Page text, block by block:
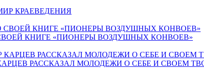
КРАЕВЕДЕНИЯ
КНИГЕ «ПИОНЕРЫ ВОЗДУШНЫХ КОНВОЕВ»
РАССКАЗАЛ МОЛОДЕЖИ О СЕБЕ И СВОЕМ